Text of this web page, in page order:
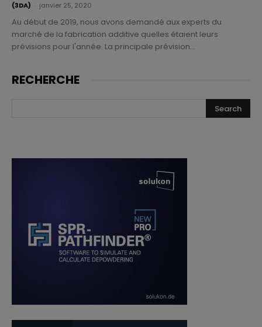
(3DA) janvier 25, 2020
Au début de 2019, nous avons demandé aux experts du
marché de la fabrication additive quelles étaient leurs
prévisions pour l'année. La principale prévision...
RECHERCHE